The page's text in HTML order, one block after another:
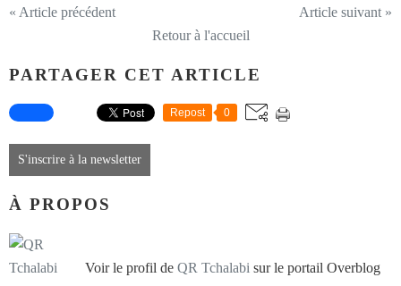
« Article précédent
Article suivant »
Retour à l'accueil
PARTAGER CET ARTICLE
Repost 0
S'inscrire à la newsletter
À PROPOS
Voir le profil de QR Tchalabi sur le portail Overblog